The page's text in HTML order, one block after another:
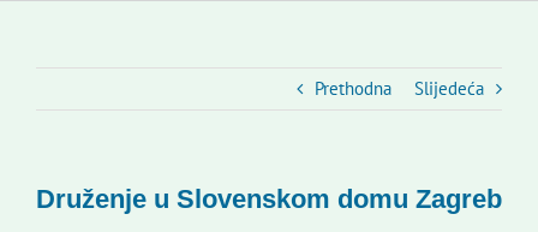
Novosti
Prethodna Slijedeća
Druženje u Slovenskom domu Zagreb